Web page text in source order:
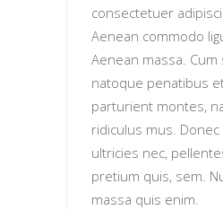
consectetuer
Aenean commodo
Aenean massa. Cum
natoque penatibus
parturient montes,
ridiculus mus.
ultricies nec,
pretium quis, sem.
massa quis enim.